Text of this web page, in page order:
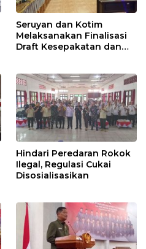
Seruyan dan Kotim
Melaksanakan Finalisasi
Draft Kesepakatan dan
Hindari Peredaran Rokok
Ilegal, Regulasi Cukai
Disosialisasikan